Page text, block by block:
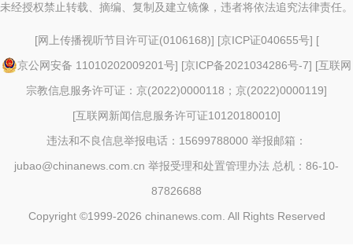
未经授权禁止转载、摘编、复制及建立镜像，违者将依法追究法律责任。
[网上传播视听节目许可证(0106168)] [京ICP证040655号] [
京公网安备 11010202009201号] [京ICP备2021034286号-7] [互联网
宗教信息服务许可证：京(2022)0000118；京(2022)0000119]
[互联网新闻信息服务许可证10120180010]
违法和不良信息举报电话：15699788000 举报邮箱：
jubao@chinanews.com.cn 举报受理和处置管理办法 总机：86-10-
87826688
Copyright ©1999-2026 chinanews.com. All Rights Reserved